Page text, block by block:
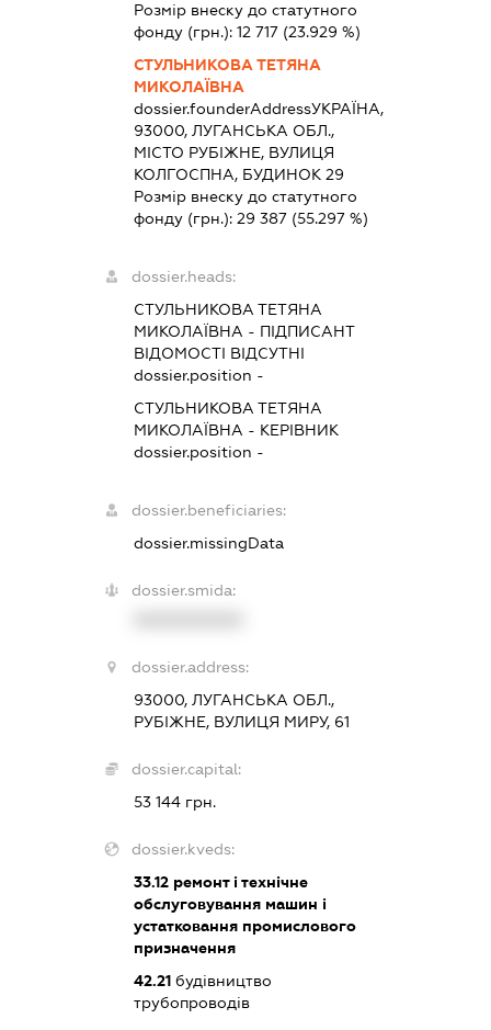
Розмір внеску до статутного
фонду (грн.):12 717 (23.929 %)
СТУЛЬНИКОВА ТЕТЯНА
МИКОЛАЇВНА
dossier.founderAddressУКРАЇНА,
93000, ЛУГАНСЬКА ОБЛ.,
МІСТО РУБІЖНЕ, ВУЛИЦЯ
КОЛГОСПНА, БУДИНОК 29
Розмір внеску до статутного
фонду (грн.):29 387 (55.297 %)
dossier.heads:
СТУЛЬНИКОВА ТЕТЯНА
МИКОЛАЇВНА - ПІДПИСАНТ
ВІДОМОСТІ ВІДСУТНІ
dossier.position -
СТУЛЬНИКОВА ТЕТЯНА
МИКОЛАЇВНА - КЕРІВНИК
dossier.position -
dossier.beneficiaries:
dossier.missingData
dossier.smida:
dossier.address:
93000, ЛУГАНСЬКА ОБЛ.,
РУБІЖНЕ, ВУЛИЦЯ МИРУ, 61
dossier.capital:
53 144 грн.
dossier.kveds:
33.12 ремонт і технічне
обслуговування машин і
устатковання промислового
призначення
42.21 будівництво
трубопроводів